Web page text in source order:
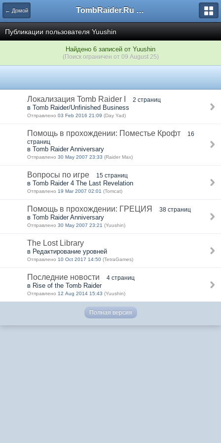
← Домой TombRaider.Ru - Форумы
Публикации пользователя Yuushin
Найдено 6 записей от Yuushin
(Поиск ограничен от 09 August 25)
Локализация Tomb Raider I 2 страниц
в Tomb Raider/Unfinished Business
Отправлено 03 Feb 2016 21:09 (Day Yad)
Помощь в прохождении: Поместье Крофт
16
страниц
в Tomb Raider Anniversary
Отправлено 30 May 2007 23:33 (Raider Max)
Вопросы по игре 15 страниц
в Tomb Raider 4 The Last Revelation
Отправлено 19 Mar 2007 02:01 (Tomcat)
Помощь в прохождении: ГРЕЦИЯ 38 страниц
в Tomb Raider Anniversary
Отправлено 30 May 2007 23:21 (Yuushin)
The Lost Library
в Редактирование уровней
Отправлено 10 Oct 2017 14:50 (TetraGames)
Последние новости 4 страниц
в Rise of the Tomb Raider
Отправлено 12 Aug 2014 15:43 (Yuushin)
Полная версия